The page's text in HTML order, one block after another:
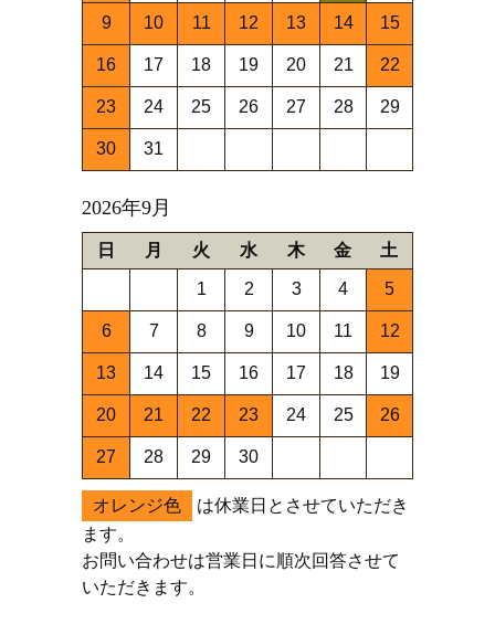
9 10 11 12 13 14 15
16 17 18 19 20 21 22
23 24 25 26 27 28 29
30 31
2026年9月
日 月 火 水 木 金 土
1 2 3 4 5
6 7 8 9 10 11 12
13 14 15 16 17 18 19
20 21 22 23 24 25 26
27 28 29 30
オレンジ色
は休業日とさせていただき
ます。
お問い合わせは営業日に順次回答させて
いただきます。